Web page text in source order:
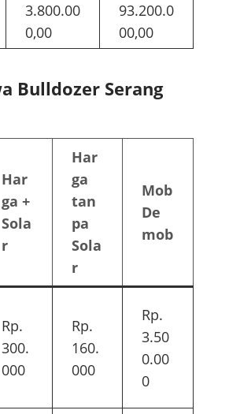
3.800.00
0,00
93.200.0
00,00
Bulldozer Serang
Har
ga +
Sola
r
Har
ga
tan
pa
Sola
r
Mob
De
mob
Rp.
300.
000
Rp.
160.
000
Rp.
3.50
0.00
0